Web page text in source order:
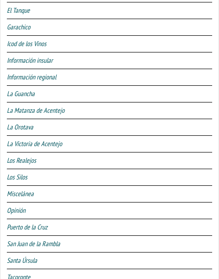
El Tanque
Garachico
Icod de los Vinos
Información insular
Información regional
La Guancha
La Matanza de Acentejo
La Orotava
La Victoria de Acentejo
Los Realejos
Los Silos
Miscelánea
Opinión
Puerto de la Cruz
San Juan de la Rambla
Santa Úrsula
Tacoronte